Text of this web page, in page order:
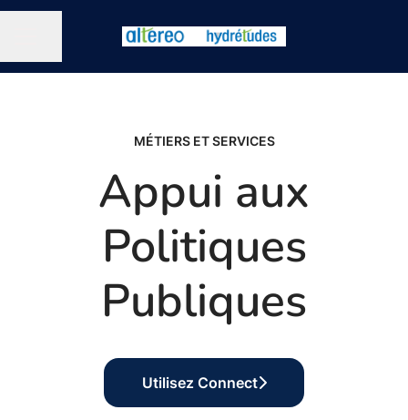
MENU CARRIÈRE
Partager la page
MÉTIERS ET SERVICES
Appui aux
Politiques
Publiques
Utilisez Connect